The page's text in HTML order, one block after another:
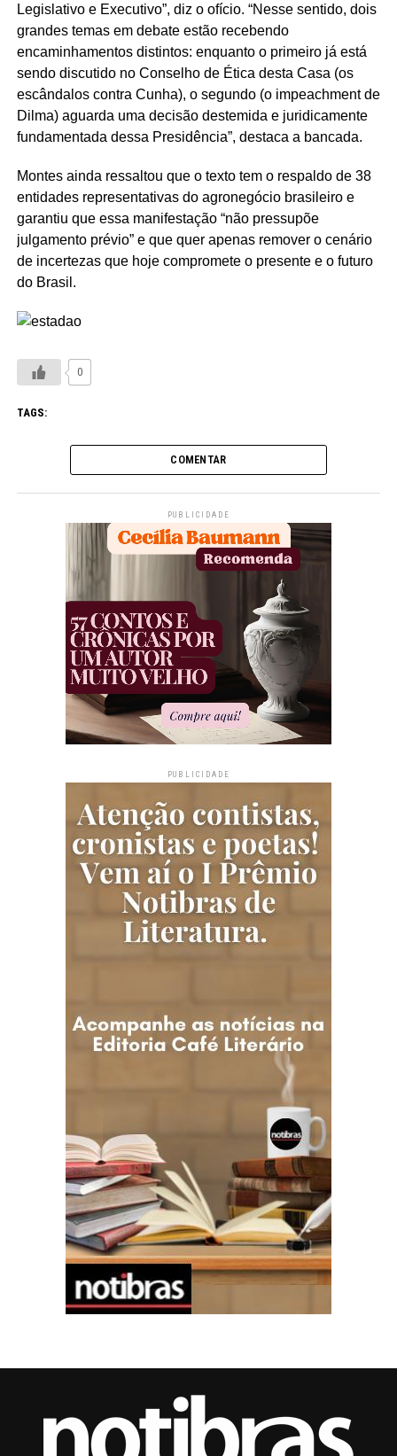
Legislativo e Executivo”, diz o ofício. “Nesse sentido, dois
grandes temas em debate estão recebendo
encaminhamentos distintos: enquanto o primeiro já está
sendo discutido no Conselho de Ética desta Casa (os
escândalos contra Cunha), o segundo (o impeachment de
Dilma) aguarda uma decisão destemida e juridicamente
fundamentada dessa Presidência”, destaca a bancada.
Montes ainda ressaltou que o texto tem o respaldo de 38
entidades representativas do agronegócio brasileiro e
garantiu que essa manifestação “não pressupõe
julgamento prévio” e que quer apenas remover o cenário
de incertezas que hoje compromete o presente e o futuro
do Brasil.
0
TAGS:
COMENTAR
PUBLICIDADE
PUBLICIDADE